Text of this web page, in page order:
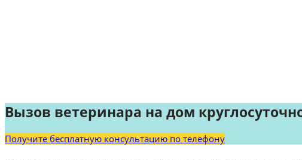
Вызов ветеринара на дом
Получите бесплатную консультацию по телефону